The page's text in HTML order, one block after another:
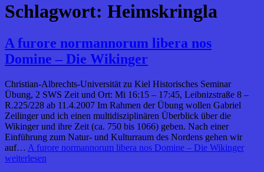
Schlagwort: Heimskringla
A furore normannorum libera nos
Domine – Die Wikinger
Christian-Albrechts-Universität zu Kiel Historisches Seminar
Übung, 2 SWS Zeit und Ort: Mi 16:15 – 17:45, Leibnizstraße 8 –
R.225/228 ab 11.4.2007 Im Rahmen der Übung wollen Gabriel
Zeilinger und ich einen multidisziplinären Überblick über die
Wikinger und ihre Zeit (ca. 750 bis 1066) geben. Nach einer
Einführung zum Natur- und Kulturraum des Nordens gehen wir
auf… A furore normannorum libera nos Domine – Die Wikinger
weiterlesen